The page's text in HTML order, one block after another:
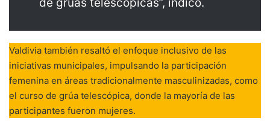
Valdivia también resaltó el enfoque inclusivo de las
iniciativas municipales, impulsando la participación
femenina en áreas tradicionalmente masculinizadas, como
el curso de grúa telescópica, donde la mayoría de las
participantes fueron mujeres.